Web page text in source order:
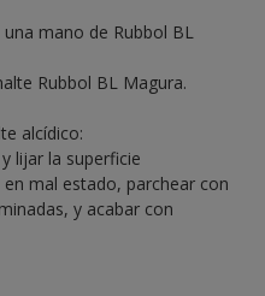
mano de Rubbol BL
Rubbol BL Magura.
alcídico:
lijar la superficie
mal estado, parchear con
y acabar con